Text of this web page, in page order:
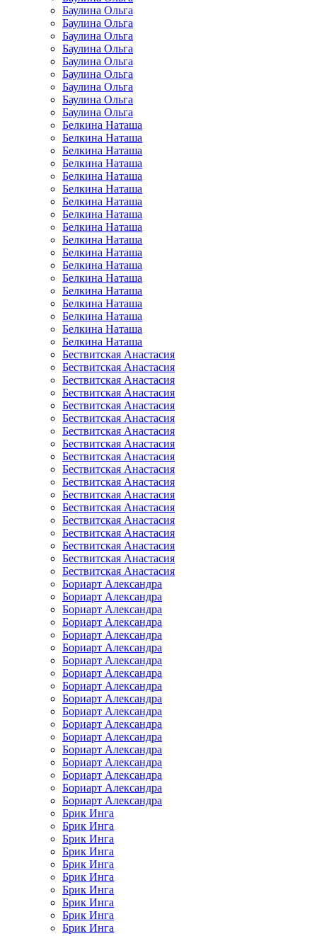
Баулина Ольга
Баулина Ольга
Баулина Ольга
Баулина Ольга
Баулина Ольга
Баулина Ольга
Баулина Ольга
Баулина Ольга
Баулина Ольга
Белкина Наташа
Белкина Наташа
Белкина Наташа
Белкина Наташа
Белкина Наташа
Белкина Наташа
Белкина Наташа
Белкина Наташа
Белкина Наташа
Белкина Наташа
Белкина Наташа
Белкина Наташа
Белкина Наташа
Белкина Наташа
Белкина Наташа
Белкина Наташа
Белкина Наташа
Белкина Наташа
Бествитская Анастасия
Бествитская Анастасия
Бествитская Анастасия
Бествитская Анастасия
Бествитская Анастасия
Бествитская Анастасия
Бествитская Анастасия
Бествитская Анастасия
Бествитская Анастасия
Бествитская Анастасия
Бествитская Анастасия
Бествитская Анастасия
Бествитская Анастасия
Бествитская Анастасия
Бествитская Анастасия
Бествитская Анастасия
Бествитская Анастасия
Бествитская Анастасия
Бориарт Александра
Бориарт Александра
Бориарт Александра
Бориарт Александра
Бориарт Александра
Бориарт Александра
Бориарт Александра
Бориарт Александра
Бориарт Александра
Бориарт Александра
Бориарт Александра
Бориарт Александра
Бориарт Александра
Бориарт Александра
Бориарт Александра
Бориарт Александра
Бориарт Александра
Бориарт Александра
Брик Инга
Брик Инга
Брик Инга
Брик Инга
Брик Инга
Брик Инга
Брик Инга
Брик Инга
Брик Инга
Брик Инга